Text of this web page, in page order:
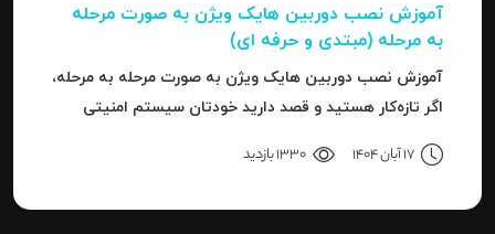
آموزش نصب دوربین هایک‌ ویژن به صورت مرحله‌
به‌ مرحله (مبتدی و حرفه ای)
آموزش نصب دوربین هایک‌ ویژن به صورت مرحله‌ به‌ مرحله،
اگر تازه‌کار هستید و قصد دارید خودتان سیستم امنیتی
دقیق‌تری را بدانید، این مقاله برای شما نوشته شده است.
17 آبان 1404 1330 بازدید